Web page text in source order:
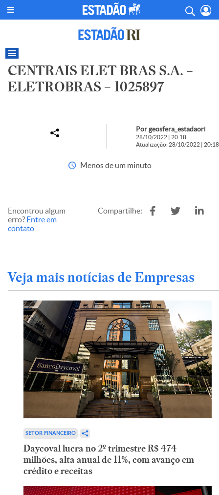
CENTRAIS ELET BRAS S.A. –
ELETROBRAS – 1025897
Por geosfera_estadaori
28/10/2022 | 20:18
Atualização: 28/10/2022 | 20:18
Menos de um minuto
Encontrou algum
erro? Entre em
contato
Compartilhe:
Veja mais notícias de Empresas
SETOR FINANCEIRO
Daycoval lucra no 2º trimestre R$ 474
milhões, alta anual de 11%, com avanço em
crédito e receitas